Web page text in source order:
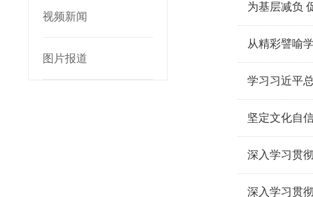
视频新闻
图片报道
为基层减负
从精彩譬喻
学习习近平
坚定文化自
深入学习贯
深入学习贯